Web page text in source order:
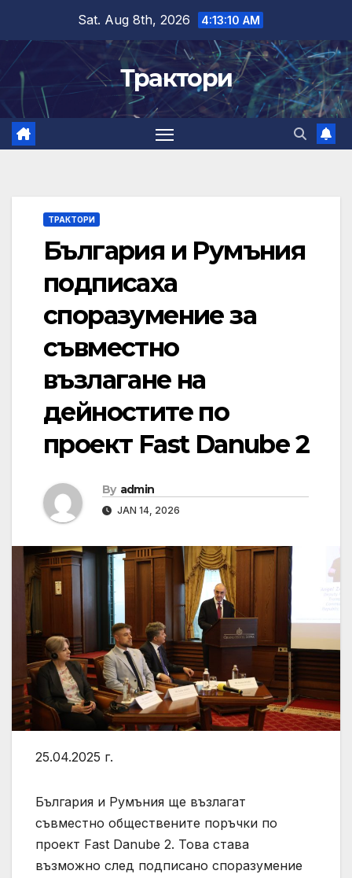
content
Sat. Aug 8th, 2026 4:13:10 AM
Трактори
ТРАКТОРИ
България и Румъния
подписаха
споразумение за
съвместно
възлагане на
дейностите по
проект Fast Danube 2
By admin
JAN 14, 2026
25.04.2025 г.
България и Румъния ще възлагат
съвместно обществените поръчки по
проект Fast Danube 2. Това става
възможно след подписано споразумение